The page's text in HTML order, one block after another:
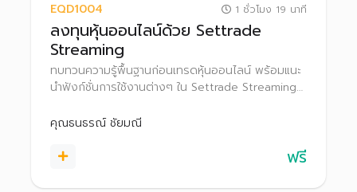
EQD1004 1 ชั่วโมง 19 นาที
ลงทุนหุ้นออนไลน์ด้วย Settrade
Streaming
ทบทวนความรู้พื้นฐานก่อนเทรดหุ้นออนไลน์ พร้อมแนะ
นำฟังก์ชั่นการใช้งานต่างๆ ใน Settrade Streaming
คุณธนธรณ์ ชัยมณี
ฟรี